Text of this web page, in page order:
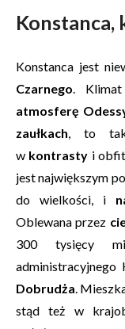
Konstanca,
Konstanca jest
Czarnego. Klimat
atmosferę
zaułkach, to
w kontrasty i
jest największym
do wielkości, i
Oblewana przez
300 tysięcy
administracyjnego
Dobrudża.
stąd też w